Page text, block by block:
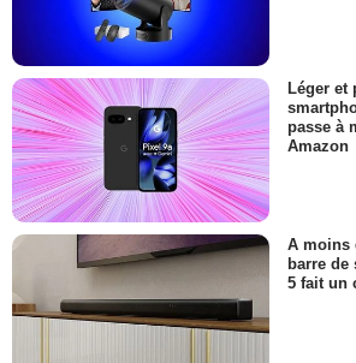
Léger et
passe à
Amazon
A moins
barre de
5 fait un